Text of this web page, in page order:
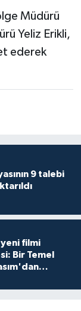
Müdürü
Yeliz Erikli,
ederek
9 talebi
filmi
Bir Temel